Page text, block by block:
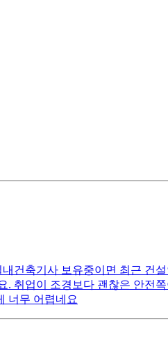
건축기사 보유중이면 최근 건
취업이 조경보다 괜찮은 안전
너무 어렵네요